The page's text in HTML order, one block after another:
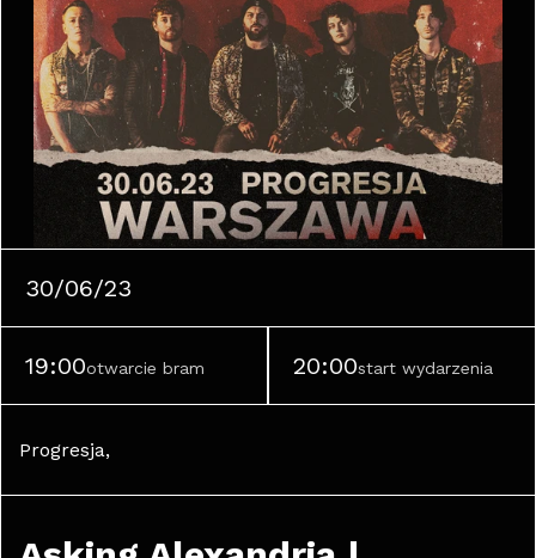
30/06/23
19:00otwarcie bram 20:00start wydarzenia
Progresja,